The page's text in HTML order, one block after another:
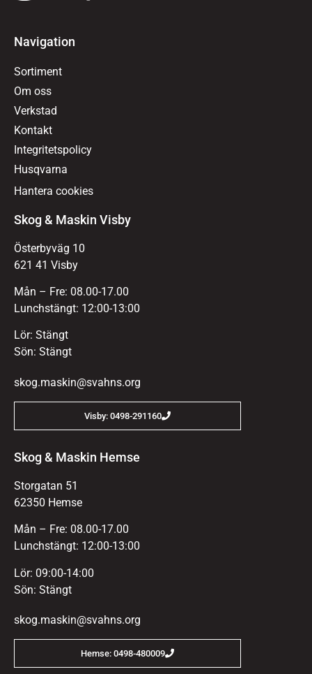
Navigation
Sortiment
Om oss
Verkstad
Kontakt
Integritetspolicy
Husqvarna
Hantera cookies
Skog & Maskin Visby
Österbyväg 10
621 41 Visby
Mån – Fre: 08.00-17.00
Lunchstängt: 12:00-13:00
Lör: Stängt
Sön: Stängt
skog.maskin@svahns.org
Visby: 0498-291160
Skog & Maskin Hemse
Storgatan 51
62350 Hemse
Mån – Fre: 08.00-17.00
Lunchstängt: 12:00-13:00
Lör: 09:00-14:00
Sön: Stängt
skog.maskin@svahns.org
Hemse: 0498-480009